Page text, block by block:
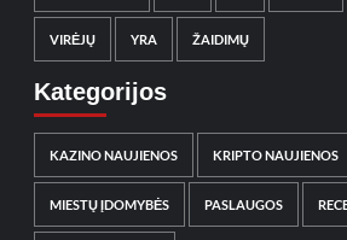
VIRĖJŲ YRA ŽAIDIMŲ
Kategorijos
KAZINO NAUJIENOS KRIPTO NAUJIENOS
MIESTŲ ĮDOMYBĖS PASLAUGOS